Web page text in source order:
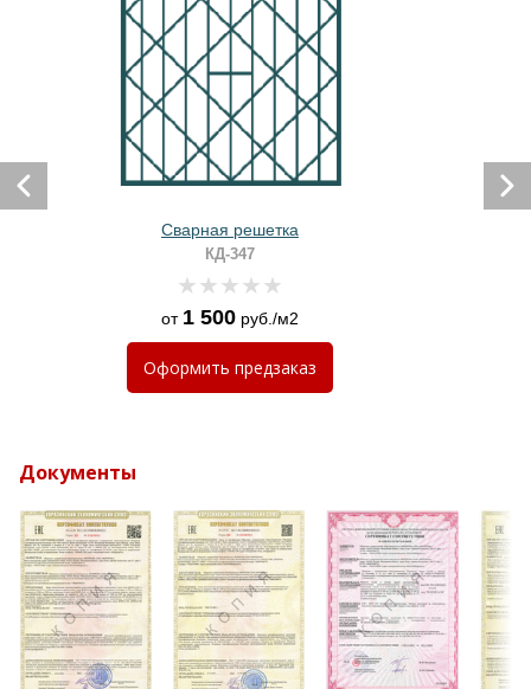
Сварная решетка
КД-347
от 1 500 руб./м2
Оформить предзаказ
Документы